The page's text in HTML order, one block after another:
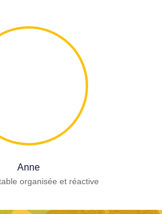
Anne
organisée et réactive